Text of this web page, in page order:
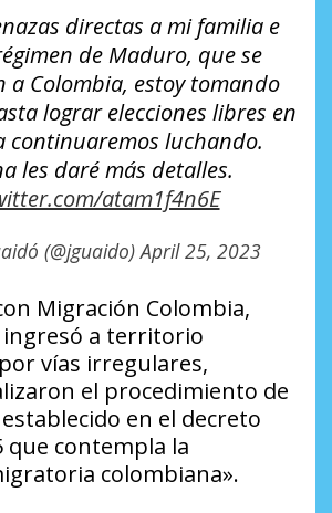
directas a mi familia e
de Maduro, que se
a Colombia, estoy tomando
lograr elecciones libres en
continuaremos luchando.
les daré más detalles.
atam1f4n6E
(@jguaido)April 25, 2023
Migración Colombia,
ingresó a territorio
vías irregulares,
el procedimiento de
en el decreto
que contempla la
colombiana».